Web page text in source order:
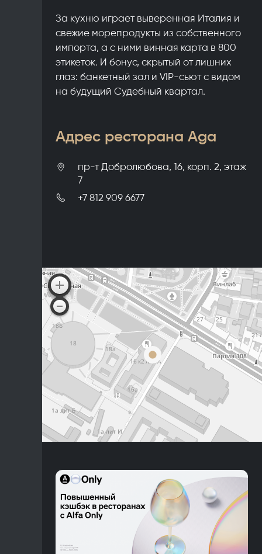
За кухню играет выверенная Италия и
свежие морепродукты из собственного
импорта, а с ними винная карта в 800
этикеток. И бонус, скрытый от лишних
глаз: банкетный зал и VIP-сьют с видом
на будущий Судебный квартал.
Адрес ресторана Aga
пр-т Добролюбова, 16, корп. 2, этаж
7
+7 812 909 6677